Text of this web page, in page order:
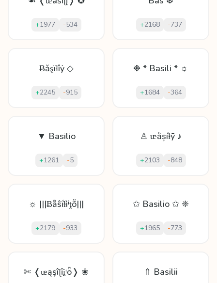
+1977 -534 +2168 -737
Ƀǎȿïɬîẏ ◇
+2245 -915
❉ * Basili * ☼
+1684 -364
▼ Basilio
+1261 -5
♙ ᵫằșíɫȳ ♪
+2103 -848
☼ |||Ƀẵŝḯɫìⁱṱṏ|||
+2179 -933
✩ Basilio ✩ ❈
+1965 -773
✄ ❬ᵫąşîɭȋḭᵗȫ❭ ❀ ⇑ Basilii